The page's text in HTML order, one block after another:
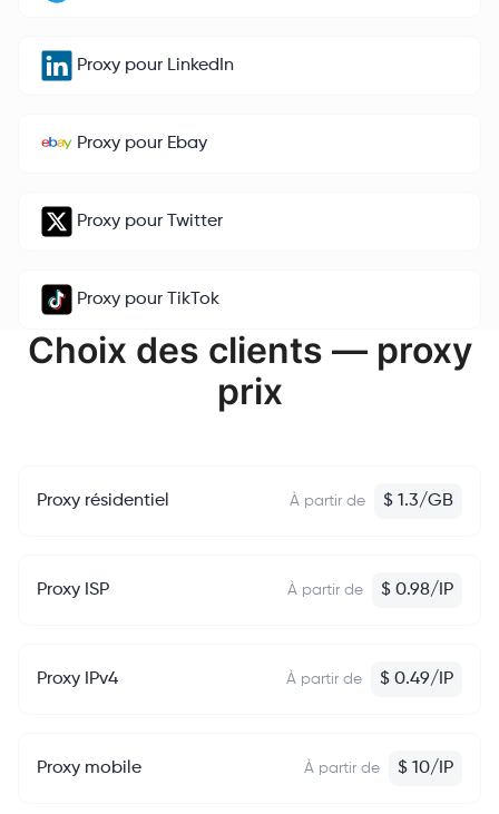
Proxy pour LinkedIn
Proxy pour Ebay
Proxy pour Twitter
Proxy pour TikTok
Choix des clients — proxy
prix
Proxy résidentiel À partir de $ 1.3/GB
Proxy ISP À partir de $ 0.98/ IP
Proxy IPv4 À partir de $ 0.49/ IP
Proxy mobile À partir de $ 10/ IP